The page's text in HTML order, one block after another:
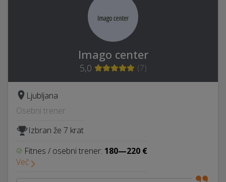
Imago center
5,0 (7)
Ljubljana
Osebni trener
Izbran že 7 krat
Fitnes / osebni trener: 180—220 €
Več